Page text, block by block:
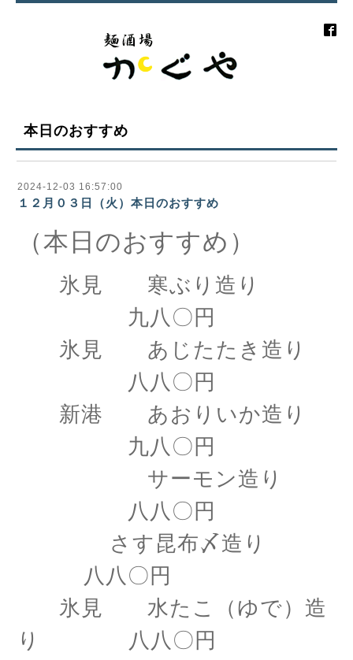
本日のおすすめ
2024-12-03 16:57:00
１２月０３日（火）本日のおすすめ
（本日のおすすめ）
氷見 寒ぶり造り
九八〇円
氷見 あじたたき造り
八八〇円
新港 あおりいか造り
九八〇円
サーモン造り
八八〇円
さす昆布〆造り
八八〇円
氷見 水たこ（ゆで）造
り 八八〇円